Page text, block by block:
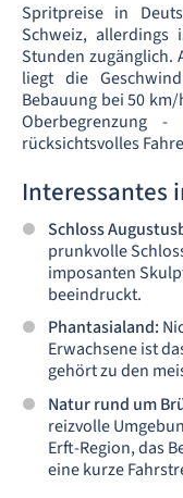
Spritpreise in
Schweiz,
Stunden zugänglich.
liegt die
Bebauung bei 50
Oberbegrenzung
rücksichtsvolles
Interessantes
Schloss
prunkvolle
imposanten
beeindruckt.
Phantasialand:
Erwachsene ist
gehört zu den
Natur rund um
reizvolle
Erft-Region, das
eine kurze